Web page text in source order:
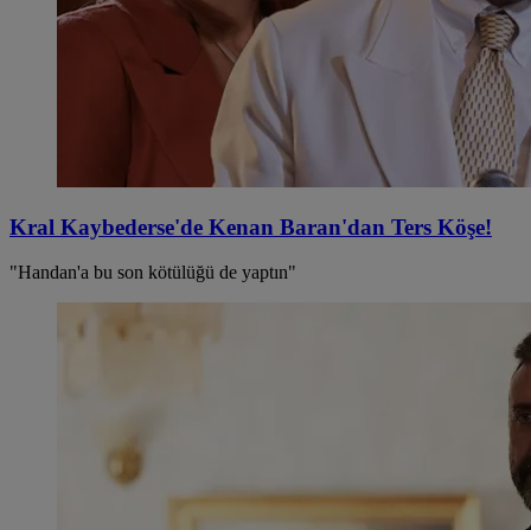
Kral Kaybederse'de Kenan Baran'dan Ters Köşe!
"Handan'a bu son kötülüğü de yaptın"